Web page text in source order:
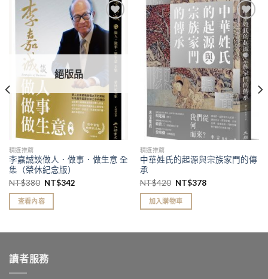
加入
「願
望清
單」
絕版品
精選推薦
李嘉誠談做人．做事．做生意 全
集（榮休紀念版）
NT$380 NT$342
查看內容
加入
「願
望清
單」
精選推薦
中華姓氏的起源與宗族家門的傳
承
NT$420 NT$378
加入購物車
讀者服務